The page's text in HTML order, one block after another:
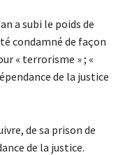
a subi le poids de
condamné de façon
« terrorisme » ; «
de la justice
de sa prison de
de la justice.